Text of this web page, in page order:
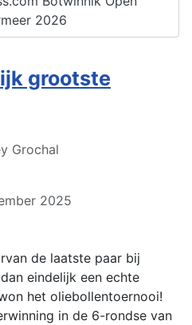
2026
grootste
Grochal
2025
de laatste paar bij
eindelijk een echte
het oliebollentoernooi!
in de 6-rondse van